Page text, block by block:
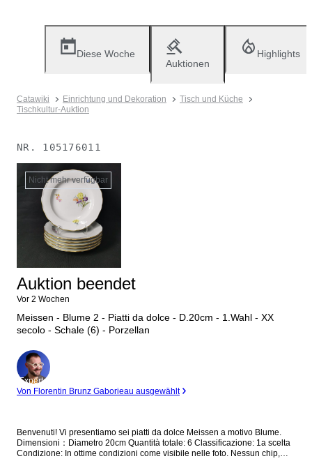
Diese Woche
Auktionen
Highlights
Catawiki Einrichtung und Dekoration
Tisch und Küche
Tischkultur-Auktion
NR. 105176011
Nicht mehr verfügbar
Auktion beendet
Vor 2 Wochen
Meissen - Blume 2 - Piatti da dolce - D.20cm - 1.Wahl - XX
secolo - Schale (6) - Porzellan
Experte
Von Florentin Brunz Gaborieau ausgewählt
Benvenuti! Vi presentiamo sei piatti da dolce Meissen a motivo Blume.
Dimensioni：Diametro 20cm Quantità totale: 6 Classificazione: 1a scelta
Condizione: In ottime condizioni come visibile nelle foto. Nessun chip,